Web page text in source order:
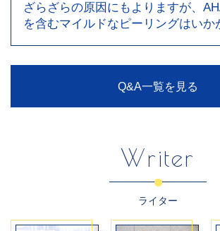
ざらざらの原因にもよりますが、
を含むマイルドなピーリングはい
Q&A一覧を見る
Writer
ライター